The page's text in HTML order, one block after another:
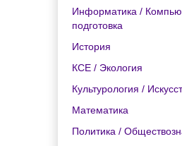
Информатика /
подготовка
История
КСЕ / Экология
Культурология /
Математика
Политика /